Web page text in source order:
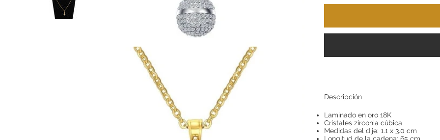
Descripción
Laminado en oro 18K
Cristales zirconia cúbica
Medidas del dije: 1.1 x 3.0 cm